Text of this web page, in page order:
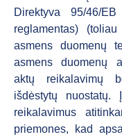
Direktyva 95/46/
reglamentas)
asmens duomenų
asmens duomenų
aktų reikalavimų
išdėstytų nuostatų.
reikalavimus
priemones, kad